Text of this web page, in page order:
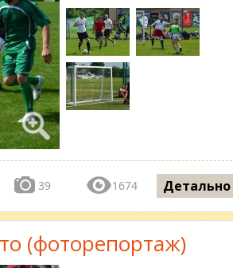
39 1674 Детально
(фоторепортаж)